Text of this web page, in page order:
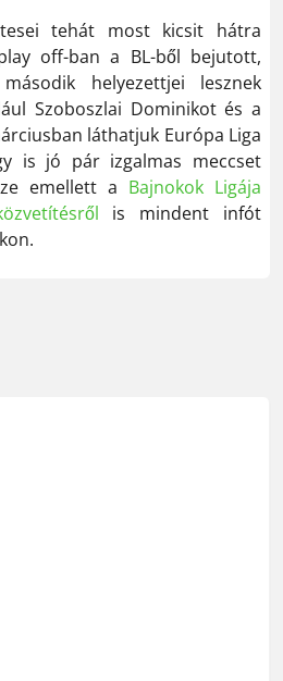
tehát most kicsit hátra
off-ban a BL-ből bejutott,
helyezettjei lesznek
Szoboszlai Dominikot és a
láthatjuk Európa Liga
is jó pár izgalmas meccset
emellett a Bajnokok Ligája
is mindent infót